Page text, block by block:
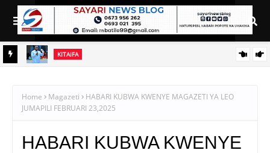
KITAIFA
Home Magazeti
HABARI KUBWA KWENYE MAGAZETI YA LEO
JUMAPILI FEBRUARI 23,2025
HABARI KUBWA KWENYE